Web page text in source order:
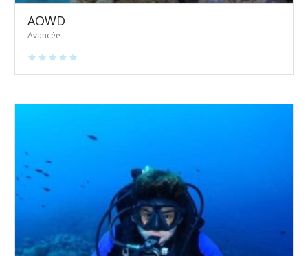
AOWD
Avancée